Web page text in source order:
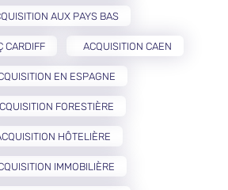
AUX PAYS BAS
CARDIFF ACQUISITION CAEN
EN ESPAGNE
FORESTIÈRE
HÔTELIÈRE
IMMOBILIÈRE